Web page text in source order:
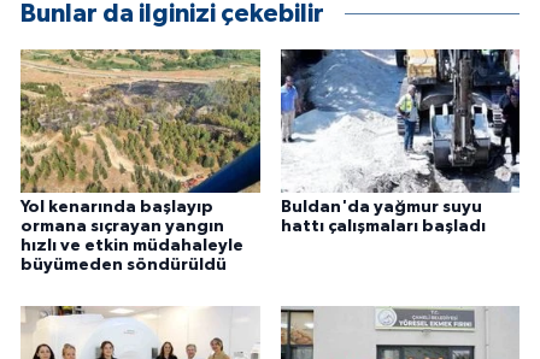
Bunlar da ilginizi çekebilir
Yol kenarında başlayıp
ormana sıçrayan yangın
hızlı ve etkin müdahaleyle
büyümeden söndürüldü
Buldan'da yağmur suyu
hattı çalışmaları başladı